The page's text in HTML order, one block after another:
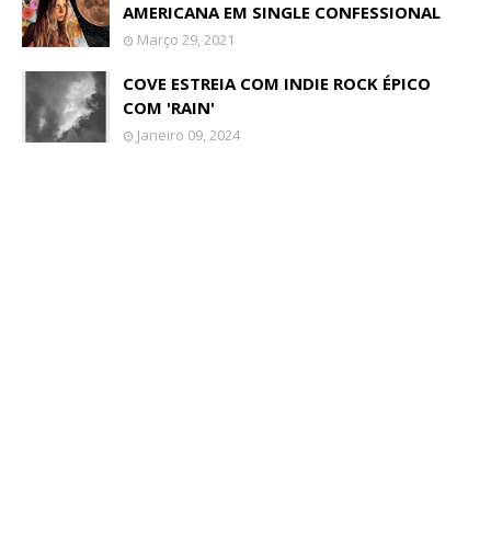
AMERICANA EM SINGLE CONFESSIONAL
Março 29, 2021
COVE ESTREIA COM INDIE ROCK ÉPICO
COM 'RAIN'
Janeiro 09, 2024